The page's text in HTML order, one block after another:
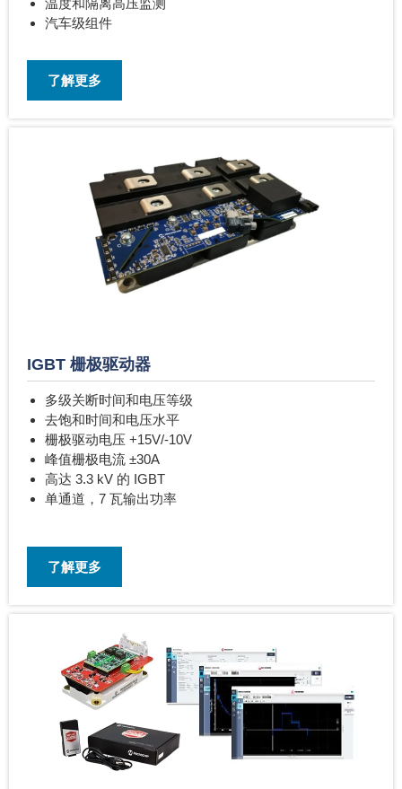
温度和隔离高压监测
汽车级组件
了解更多
IGBT 栅极驱动器
多级关断时间和电压等级
去饱和时间和电压水平
栅极驱动电压 +15V/-10V
峰值栅极电流 ±30A
高达 3.3 kV 的 IGBT
单通道，7 瓦输出功率
了解更多